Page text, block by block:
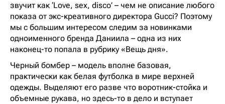
звучит как ‘Love, sex, disco’ – чем не описание любого
показа от экс-креативного директора Gucci? Поэтому
мы с большим интересом следим за новинками
одноименного бренда Даниила – одна из них
наконец-то попала в рубрику «Вещь дня».
Черный бомбер – модель вполне базовая,
практически как белая футболка в мире верхней
одежды. Выделяют его разве что воротник-стойка и
объемные рукава, но здесь-то в дело и вступает